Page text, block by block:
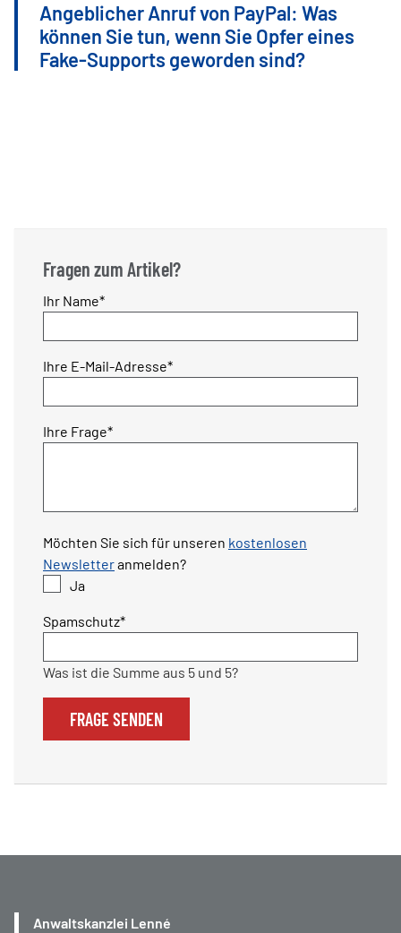
Angeblicher Anruf von PayPal: Was
können Sie tun, wenn Sie Opfer eines
Fake-Supports geworden sind?
Fragen zum Artikel?
Pflichtfeld
Ihr Name*
Pflichtfeld
Ihre E-Mail-Adresse*
Pflichtfeld
Ihre Frage*
Möchten Sie sich für unseren kostenlosen
Newsletteranmelden?
Ja
Pflichtfeld
Spamschutz*
Was ist die Summe aus 5 und 5?
FRAGE SENDEN
Anwaltskanzlei Lenné